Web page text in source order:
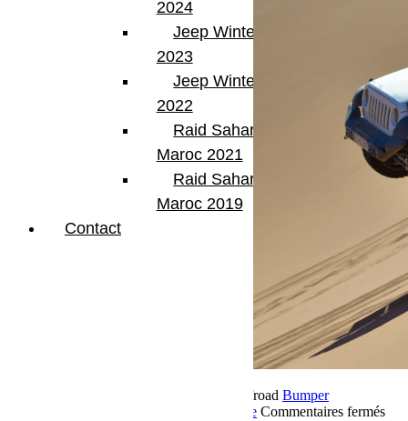
Par Martial BumperOffroad Bumper
Voyage Commentaires fermés
2024
Jeep Winter Tour
2023
Jeep Winter Tour
2022
Raid Sahara Tour
Maroc 2021
Raid Sahara Tour
Maroc 2019
Contact